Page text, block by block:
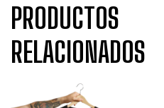
PRODUCTOS
RELACIONADOS